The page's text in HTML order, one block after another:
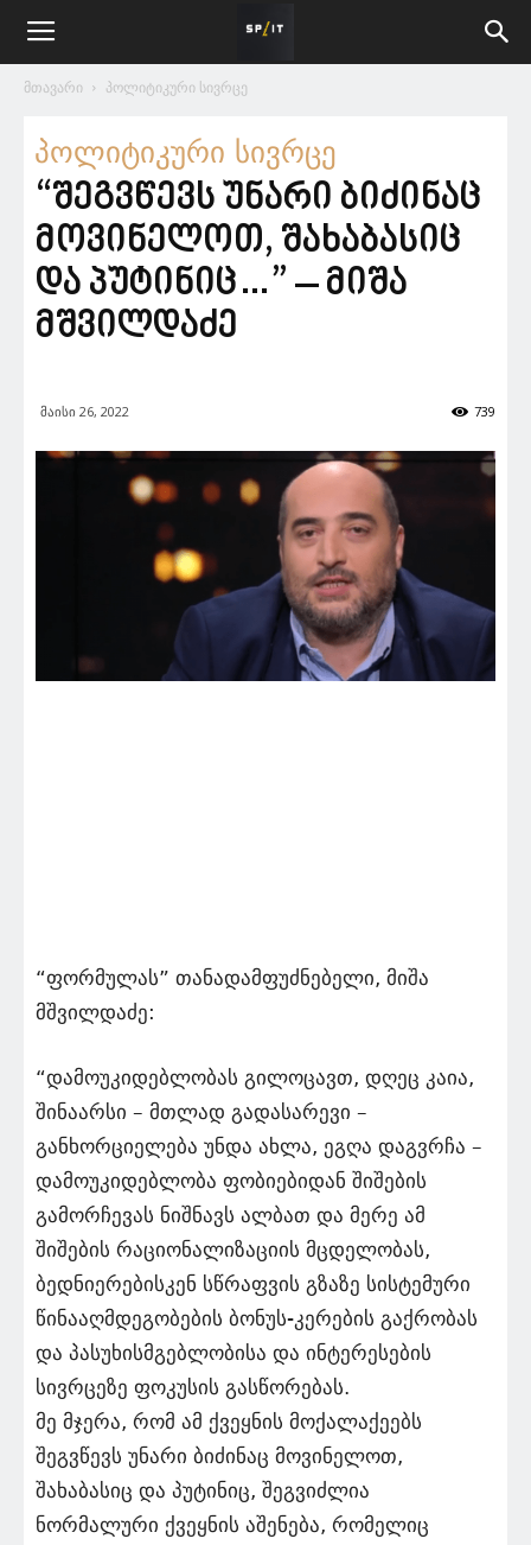
მთავარი პოლიტიკური სივრცე
პოლიტიკური სივრცე
“შეგვწევს უნარი ბიძინაც
მოვინელოთ, შახაბასიც
და პუტინიც…” – მიშა
მშვილდაძე
მაისი 26, 2022 739
“ფორმულას” თანადამფუძნებელი, მიშა
მშვილდაძე:
“დამოუკიდებლობას გილოცავთ, დღეც კაია,
შინაარსი – მთლად გადასარევი –
განხორციელება უნდა ახლა, ეგღა დაგვრჩა –
დამოუკიდებლობა ფობიებიდან შიშების
გამორჩევას ნიშნავს ალბათ და მერე ამ
შიშების რაციონალიზაციის მცდელობას,
ბედნიერებისკენ სწრაფვის გზაზე სისტემური
წინააღმდეგობების ბონუს-კერების გაქრობას
და პასუხისმგებლობისა და ინტერესების
სივრცეზე ფოკუსის გასწორებას.
მე მჯერა, რომ ამ ქვეყნის მოქალაქეებს
შეგვწევს უნარი ბიძინაც მოვინელოთ,
შახაბასიც და პუტინიც, შეგვიძლია
ნორმალური ქვეყნის აშენება, რომელიც